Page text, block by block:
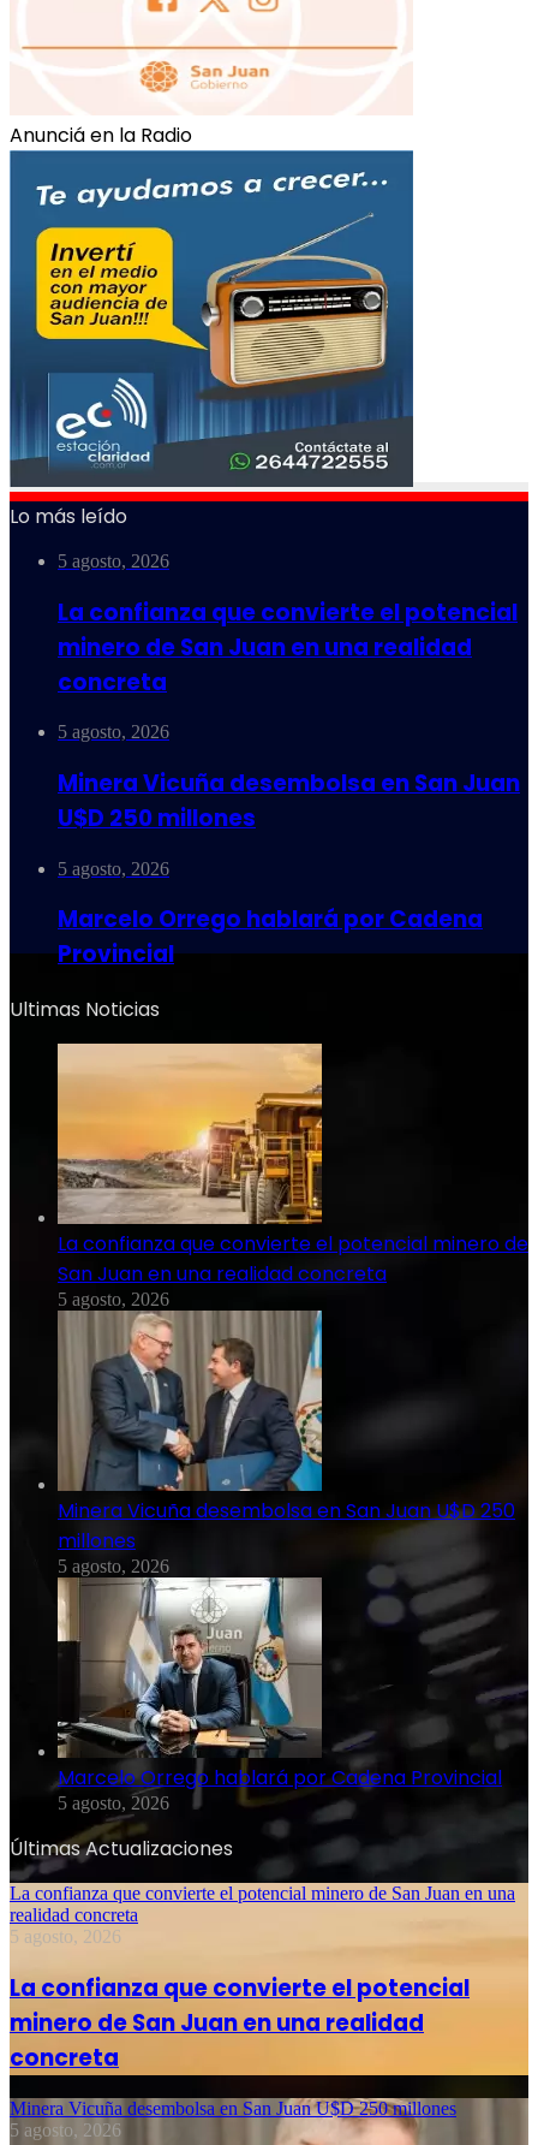
Anunciá en la Radio
Lo más leído
5 agosto, 2026
La confianza que convierte el potencial
minero de San Juan en una realidad
concreta
5 agosto, 2026
Minera Vicuña desembolsa en San Juan
U$D 250 millones
5 agosto, 2026
Marcelo Orrego hablará por Cadena
Provincial
Ultimas Noticias
La confianza que convierte el potencial minero de
San Juan en una realidad concreta
5 agosto, 2026
Minera Vicuña desembolsa en San Juan U$D 250
millones
5 agosto, 2026
Marcelo Orrego hablará por Cadena Provincial
5 agosto, 2026
Últimas Actualizaciones
La confianza que convierte el potencial minero de San Juan en una
realidad concreta
5 agosto, 2026
La confianza que convierte el potencial
minero de San Juan en una realidad
concreta
Minera Vicuña desembolsa en San Juan U$D 250 millones
5 agosto, 2026